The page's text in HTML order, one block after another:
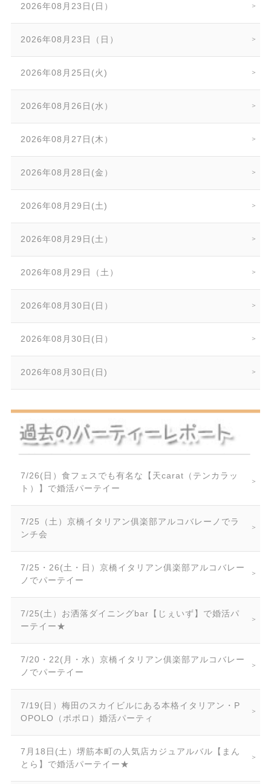
2026年08月23日(日）
2026年08月23日（日）
2026年08月25日(火)
2026年08月26日(水）
2026年08月27日(木）
2026年08月28日(金）
2026年08月29日(土)
2026年08月29日(土）
2026年08月29日（土）
2026年08月30日(日）
2026年08月30日(日）
2026年08月30日(日)
7/26(日）食フェスでも有名な【天carat（テンカラッ
ト）】で婚活パーテイー
7/25（土）京橋イタリアン俱楽部アルコバレーノでラ
ンチ会
7/25・26(土・日）京橋イタリアン俱楽部アルコバレー
ノでパーテイー
7/25(土）お洒落ダイニングbar【じぇいず】で婚活パ
ーテイー★
7/20・22(月・水）京橋イタリアン俱楽部アルコバレー
ノでパーテイー
7/19(日）梅田のスカイビルにある本格イタリアン・P
OPOLO（ポポロ）婚活パーティ
7月18日(土）堺筋本町の人気店カジュアルバル【まん
とら】で婚活パーテイー★